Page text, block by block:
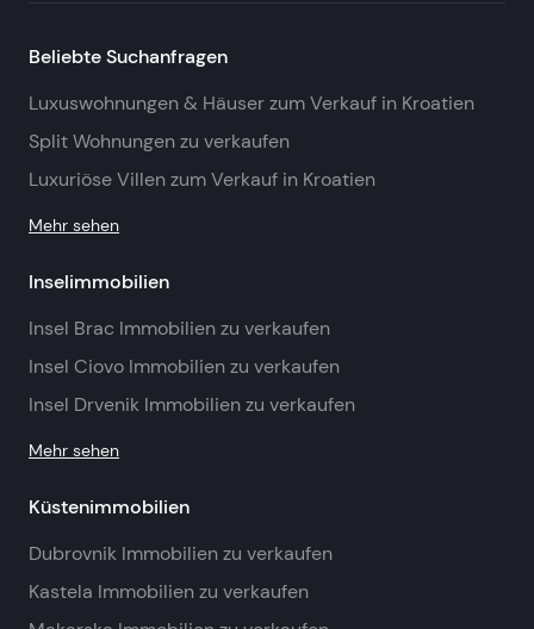
Beliebte Suchanfragen
Luxuswohnungen & Häuser zum Verkauf in Kroatien
Split Wohnungen zu verkaufen
Luxuriöse Villen zum Verkauf in Kroatien
Mehr sehen
Inselimmobilien
Insel Brac Immobilien zu verkaufen
Insel Ciovo Immobilien zu verkaufen
Insel Drvenik Immobilien zu verkaufen
Mehr sehen
Küstenimmobilien
Dubrovnik Immobilien zu verkaufen
Kastela Immobilien zu verkaufen